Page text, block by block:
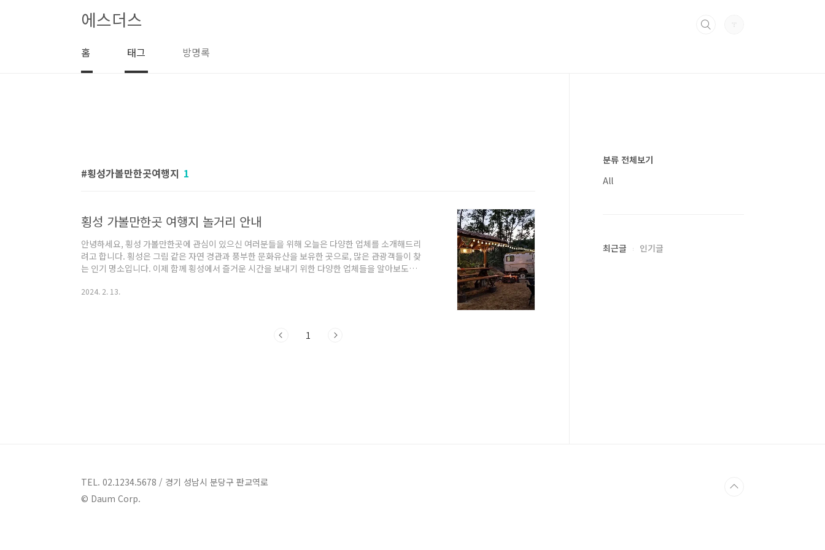
에스더스
홈 태그 방명록
횡성가볼만한곳여행지 1
횡성 가볼만한곳 여행지 놀거리 안내
안녕하세요, 횡성 가볼만한곳에 관심이 있으신 여러분들을 위해 오늘은 다양한 업체를 소개해드리
려고 합니다. 횡성은 그림 같은 자연 경관과 풍부한 문화유산을 보유한 곳으로, 많은 관광객들이 찾
는 인기 명소입니다. 이제 함께 횡성에서 즐거운 시간을 보내기 위한 다양한 업체들을 알아보도록
길 45 우리들의숲 관람,체험 횡성에 위치한 "우리들의 숲"은 생태친화형 친환경 숲체험 힐링스팟
2024. 2. 13.
1
분류 전체보기
All
최근글 인기글
TEL. 02.1234.5678 / 경기 성남시 분당구 판교역로
© Daum Corp.